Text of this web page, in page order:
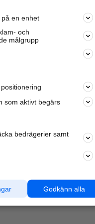
andra härliga
om företag,
en enhet
och
målgrupp
som aktivt begärs
bedrägerier samt
Godkänn alla